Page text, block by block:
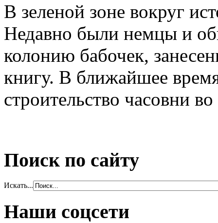
В зеленой зоне вокруг
Недавно были немцы и
колонию бабочек,
книгу. В ближайшее
строительство часовни
Поиск по сайту
Искать...
Наши соцсети